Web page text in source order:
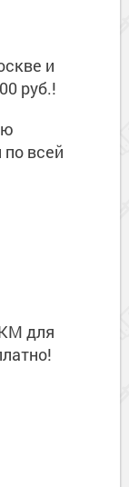
и
руб.!
по всей
для